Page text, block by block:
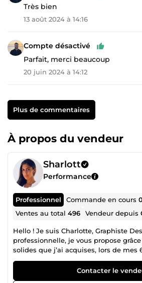
Très bien
13 août 2024 à 14:16
Compte désactivé
Parfait, merci beaucoup
20 juin 2024 à 14:12
Plus de commentaires
À propos du vendeur
Sharlott
Performance
Professionnel Commande en cours
Ventes au total496 Vendeur depuis
Hello ! Je suis Charlotte, Graphiste
professionnelle, je vous propose
solides que j’ai acquises, lors de mes
agence et depuis 4 ans en freelance,
vos projets de communication afin de
attractifs et percutants qui saura
Contacter le